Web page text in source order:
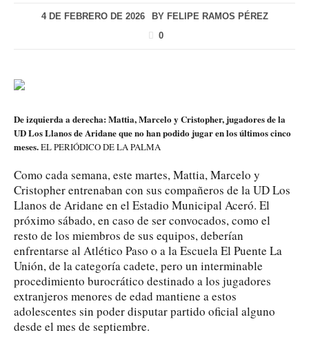
4 DE FEBRERO DE 2026 BY FELIPE RAMOS PÉREZ
0
De izquierda a derecha: Mattia, Marcelo y Cristopher, jugadores de la
UD Los Llanos de Aridane que no han podido jugar en los últimos cinco
meses.EL PERIÓDICO DE LA PALMA
Como cada semana, este martes, Mattia, Marcelo y
Cristopher entrenaban con sus compañeros de la UD Los
Llanos de Aridane en el Estadio Municipal Aceró. El
próximo sábado, en caso de ser convocados, como el
resto de los miembros de sus equipos, deberían
enfrentarse al Atlético Paso o a la Escuela El Puente La
Unión, de la categoría cadete, pero un interminable
procedimiento burocrático destinado a los jugadores
extranjeros menores de edad mantiene a estos
adolescentes sin poder disputar partido oficial alguno
desde el mes de septiembre.